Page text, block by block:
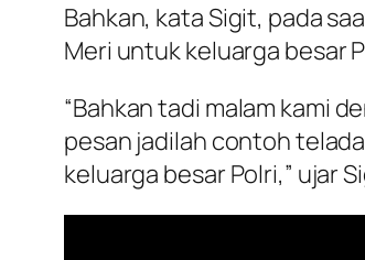
Bahkan, kata Sigit, pada
Meri untuk keluarga besar
“Bahkan tadi malam kami
pesan jadilah contoh
keluarga besar Polri,” ujar